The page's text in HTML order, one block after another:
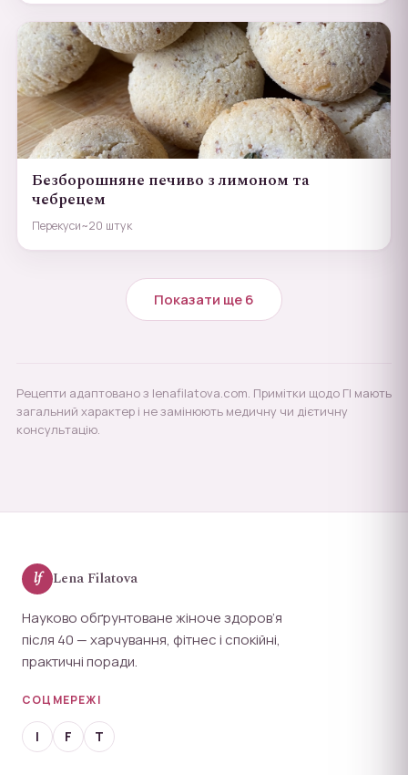
Безборошняне печиво з лимоном та
чебрецем
Перекуси~20 штук
Показати ще 6
Рецепти адаптовано з lenafilatova.com. Примітки щодо ГІ мають
загальний характер і не замінюють медичну чи дієтичну
консультацію.
lf Lena Filatova
Науково обґрунтоване жіноче здоров’я
після 40 — харчування, фітнес і спокійні,
практичні поради.
СОЦМЕРЕЖІ
I F T